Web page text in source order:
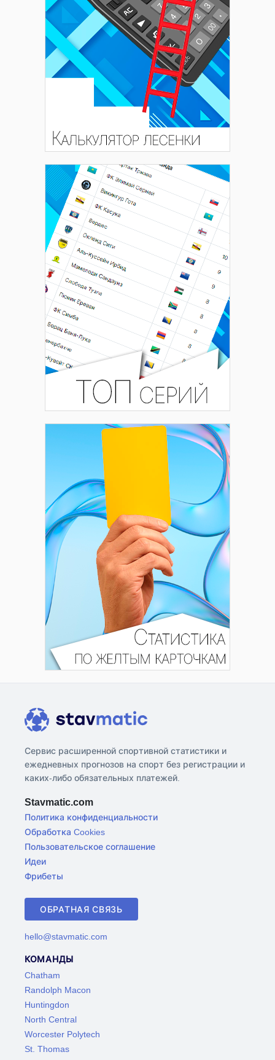
Сервис расширенной спортивной статистики и
ежедневных прогнозов на спорт без регистрации и
каких-либо обязательных платежей.
Stavmatic.com
Политика конфиденциальности
Обработка Cookies
Пользовательское соглашение
Идеи
Фрибеты
ОБРАТНАЯ СВЯЗЬ
hello@stavmatic.com
КОМАНДЫ
Chatham
Randolph Macon
Huntingdon
North Central
Worcester Polytech
St. Thomas